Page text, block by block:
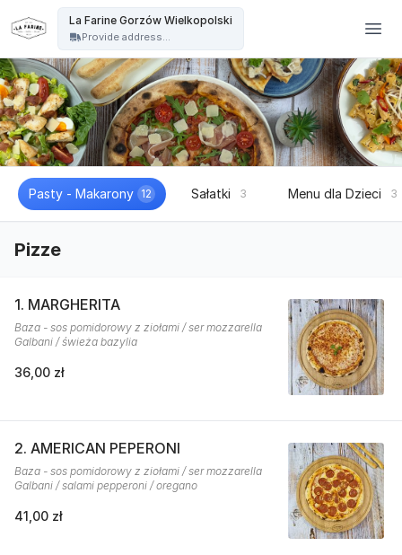
La Farine Gorzów Wielkopolski
Provide address...
Pasty - Makarony 12 Sałatki 3 Menu dla Dzieci 3
Pizze
1. MARGHERITA
Baza - sos pomidorowy z ziołami / ser mozzarella
Galbani / świeża bazylia
36,00 zł
2. AMERICAN PEPERONI
Baza - sos pomidorowy z ziołami / ser mozzarella
Galbani / salami pepperoni / oregano
41,00 zł